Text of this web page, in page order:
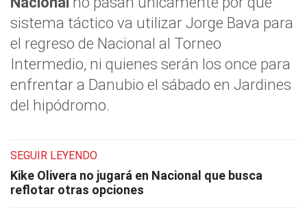
sistema táctico va utilizar Jorge Bava para
el regreso de Nacional al Torneo
Intermedio, ni quienes serán los once para
enfrentar a Danubio el sábado en Jardines
del hipódromo.
SEGUIR LEYENDO
Kike Olivera no jugará en Nacional que busca
reflotar otras opciones